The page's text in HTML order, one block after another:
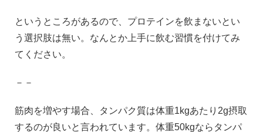
というところがあるので、プロテインを飲まないとい
う選択肢は無い。なんとか上手に飲む習慣を付けてみ
てください。
－－
筋肉を増やす場合、タンパク質は体重1kgあたり2g摂取
するのが良いと言われています。体重50kgならタンパ